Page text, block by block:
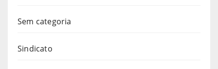
Sem categoria
Sindicato